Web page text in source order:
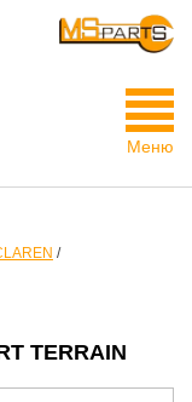
Меню
/
TERRAIN